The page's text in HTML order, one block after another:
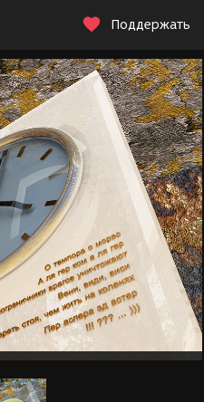
Поддержать